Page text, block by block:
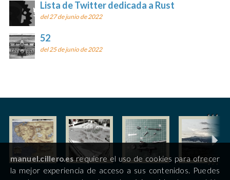
Lista de Twitter dedicada a Rust
del 27 de junio de 2022
52
del 25 de junio de 2022
manuel.cillero.esrequiere el uso de cookies para ofrecer
la mejor experiencia de acceso a sus contenidos. Puedes